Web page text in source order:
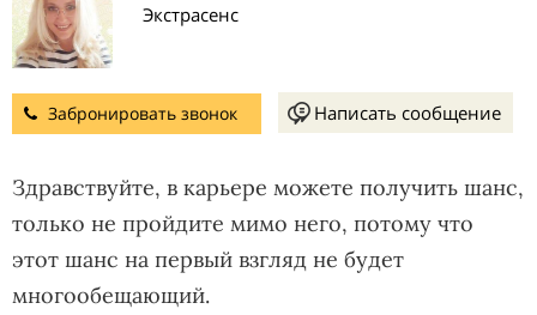
Экстрасенс
Забронировать звонок Написать сообщение
Здравствуйте, в карьере можете получить шанс,
только не пройдите мимо него, потому что
этот шанс на первый взгляд не будет
многообещающий.